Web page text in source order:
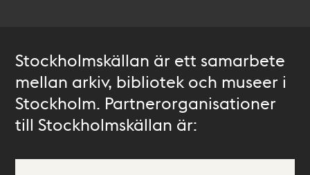
Stockholmskällan är ett samarbete
mellan arkiv, bibliotek och museer i
Stockholm. Partnerorganisationer
till Stockholmskällan är: